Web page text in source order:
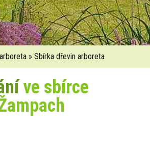
» Sbírka dřevin arboreta
ve sbírce